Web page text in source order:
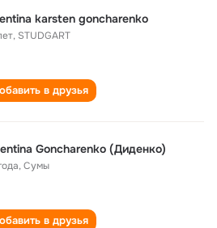
valentina karsten goncharenko
, STUDGART
в друзья
Goncharenko (Диденко)
,Сумы
в друзья